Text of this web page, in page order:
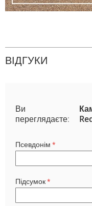
ВІДГУКИ
Ви
переглядаєте:
Псевдонім
Підсумок